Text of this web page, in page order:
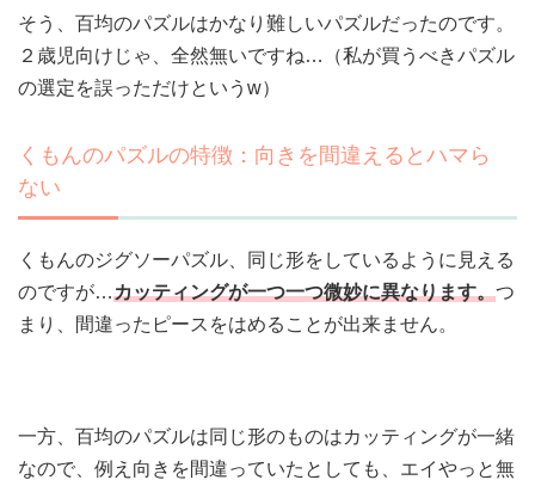
そう、百均のパズルはかなり難しいパズルだったのです。
２歳児向けじゃ、全然無いですね…（私が買うべきパズル
の選定を誤っただけというw）
くもんのパズルの特徴：向きを間違えるとハマら
ない
くもんのジグソーパズル、同じ形をしているように見える
のですが…カッティングが一つ一つ微妙に異なります。つ
まり、間違ったピースをはめることが出来ません。
一方、百均のパズルは同じ形のものはカッティングが一緒
なので、例え 向きを間違っていたとしても、エイやっと無